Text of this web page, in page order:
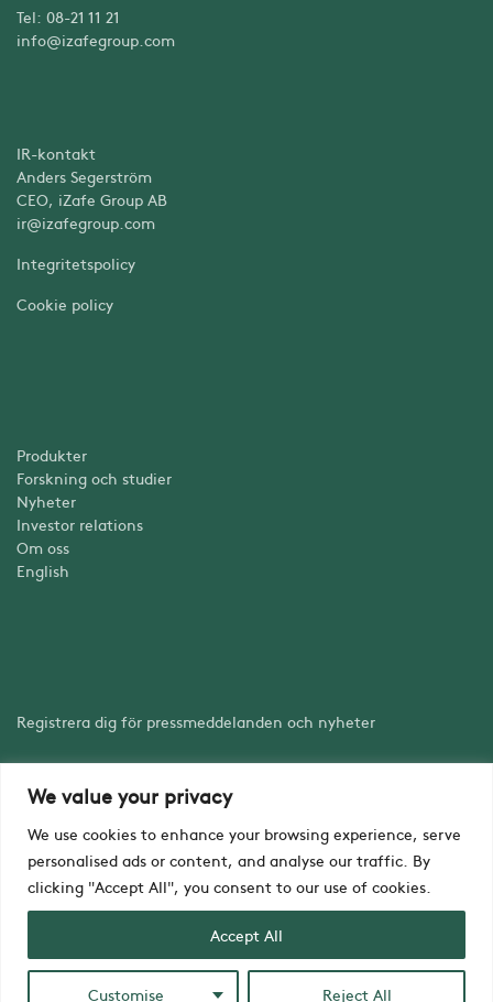
We value your privacy
We use cookies to enhance your browsing experience, serve
personalised ads or content, and analyse our traffic. By
clicking "Accept All", you consent to our use of cookies.
Customise Reject All
Accept All
Tel: 08-21 11 21
info@izafegroup.com
IR-kontakt
Anders Segerström
CEO, iZafe Group AB
ir@izafegroup.com
Integritetspolicy
Cookie policy
Produkter
Forskning och studier
Nyheter
Investor relations
Om oss
English
Registrera dig för pressmeddelanden och nyheter
Registrera dig